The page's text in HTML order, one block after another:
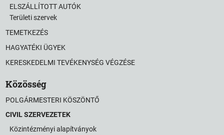
ELSZÁLLÍTOTT AUTÓK
Területi szervek
TEMETKEZÉS
HAGYATÉKI ÜGYEK
KERESKEDELMI TEVÉKENYSÉG VÉGZÉSE
Közösség
POLGÁRMESTERI KÖSZÖNTŐ
CIVIL SZERVEZETEK
Közintézményi alapítványok